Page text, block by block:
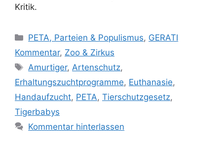
Kritik.
K
e
g
o
r
i
PETA, Parteien & Populismus, GERATI
Kommentar, Zoo & Zirkus
S
l
a
g
Amurtiger, Artenschutz,
Erhaltungszuchtprogramme, Euthanasie,
Handaufzucht, PETA, Tierschutzgesetz,
Tigerbabys
Kommentar hinterlassen